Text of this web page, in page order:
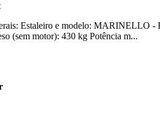
Estaleiro e modelo: MARINELLO -
(sem motor): 430 kg Potência m...